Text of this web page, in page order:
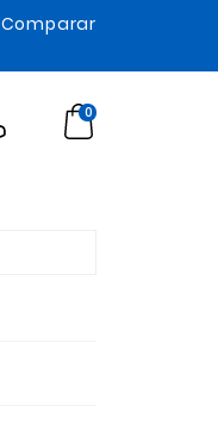
Comparar
0